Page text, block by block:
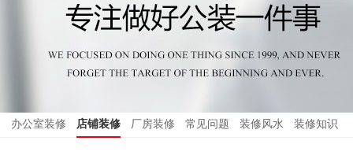
办公室装修 店铺装修 厂房装修 常见问题 装修风水 装修知识